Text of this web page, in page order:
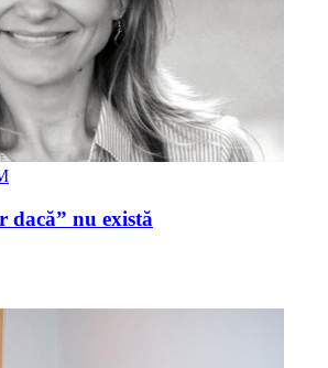
dacă” nu există